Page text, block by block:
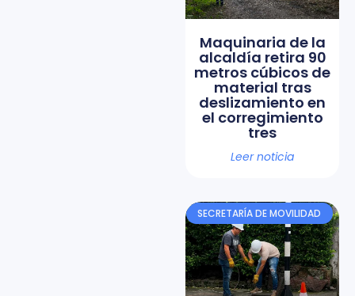
Maquinaria de la
alcaldía retira 90
metros cúbicos de
material tras
deslizamiento en
el corregimiento
tres
Leer noticia
SECRETARÍA DE MOVILIDAD